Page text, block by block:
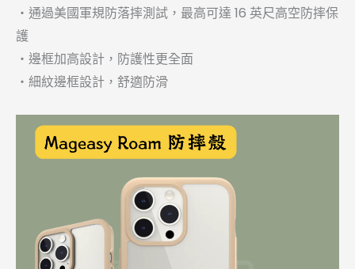
・通過美國軍規防落摔測試，最高可達 16 英尺高空防摔保
護
・邊框加高設計，防護性更全面
・細紋邊框設計，舒適防滑